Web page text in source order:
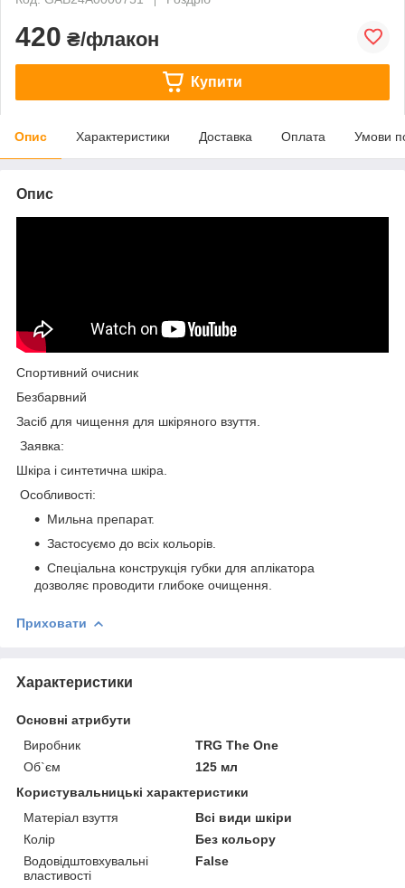
420 ₴/флакон
Купити
Опис Характеристики Доставка Оплата Умови
Опис
Спортивний очисник
Безбарвний
Засіб для чищення для шкіряного взуття.
Заявка:
Шкіра і синтетична шкіра.
Особливості:
Мильна препарат.
Застосуємо до всіх кольорів.
Спеціальна конструкція губки для аплікатора
дозволяє проводити глибоке очищення.
Приховати
Характеристики
Основні атрибути
Виробник
TRG The One
Об`єм
125 мл
Користувальницькі характеристики
Матеріал взуття
Всі види шкіри
Колір
Без кольору
Водовідштовхувальні
властивості
False